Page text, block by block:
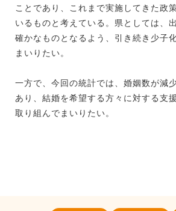
ことであり、これまで実施してきた政
いるものと考えている。県としては、
確かなものとなるよう、引き続き少子
まいりたい。
一方で、今回の統計では、婚姻数が減
あり、結婚を希望する方々に対する支
取り組んでまいりたい。